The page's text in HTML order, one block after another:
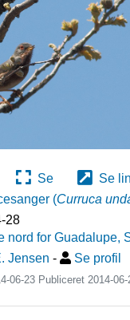
Se
Se
(Curruca
28
nord for Guadalupe,
Jensen - Se profil
06-23 Publiceret 2014-06-